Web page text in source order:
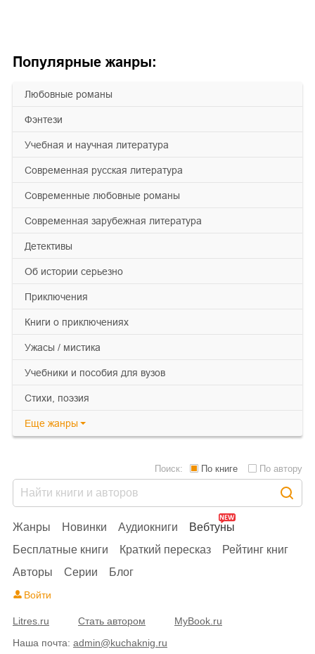
Популярные жанры:
любовные романы
фэнтези
учебная и научная литература
современная русская литература
современные любовные романы
современная зарубежная литература
детективы
об истории серьезно
приключения
книги о приключениях
ужасы / мистика
учебники и пособия для вузов
cтихи, поэзия
Еще жанры
Жанры Новинки Аудиокниги
Вебтуны
Бесплатные книги
Краткий пересказ
Рейтинг книг
Авторы
Серии Блог
Поиск: По книге По автору
Войти
Litres.ru Стать автором
MyBook.ru
Наша почта: admin@kuchaknig.ru